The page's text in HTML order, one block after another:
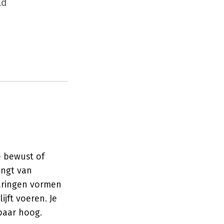
bewust of
van
vormen
voeren. Je
hoog.